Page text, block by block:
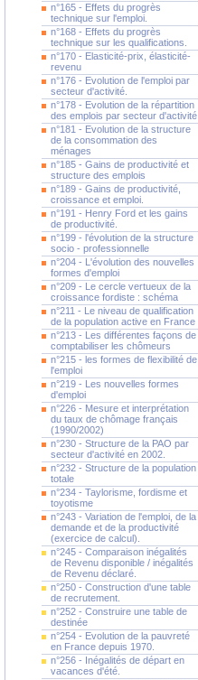
n°165 - Effets du progrès
technique sur l'emploi.
n°168 - Effets du progrès
technique sur les qualifications.
n°170 - Elasticité-prix, élasticité-
revenu
n°176 - Evolution de l'emploi par
secteur d'activité.
n°178 - Evolution de la répartition
des emplois par secteur d'activité
n°181 - Evolution de la structure
de la consommation des
ménages
n°185 - Gains de productivité et
structure des emplois
n°189 - Gains de productivité,
croissance et emploi.
n°191 - Henry Ford et les gains
de productivité.
n°199 - l'évolution de la structure
socio - professionnelle
n°204 - L'évolution des nouvelles
formes d'emploi
n°209 - Le cercle vertueux de la
croissance fordiste : schéma
n°211 - Le niveau de qualification
de la population active en France
n°213 - Les différentes façons de
comptabiliser les chômeurs
n°215 - les formes de flexibilité de
l'emploi
n°219 - Les nouvelles formes
d'emploi
n°226 - Mesure et interprétation
du taux de chômage français
(1990/2002)
n°230 - Structure de la PAO par
secteur d'activité en 2002.
n°232 - Structure de la population
totale
n°234 - Taylorisme, fordisme et
toyotisme
n°243 - Variation de l'emploi, de la
demande et de la productivité
(exercice de calcul).
n°245 - Comparaison inégalités
de Revenu disponible / inégalités
de Revenu déclaré.
n°250 - Construction d'une table
de recrutement.
n°252 - Construire une table de
destinée
n°254 - Evolution de la pauvreté
en France depuis 1970.
n°256 - Inégalités de départ en
vacances d'été.